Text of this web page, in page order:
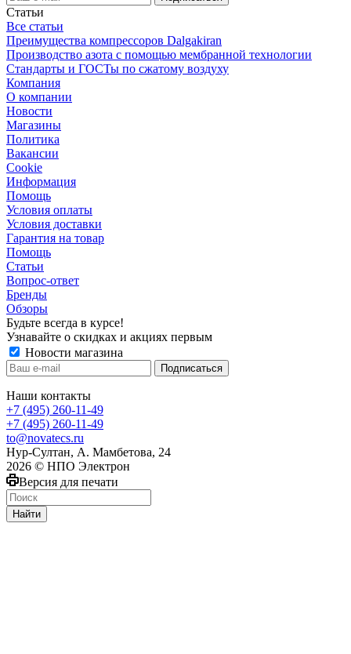
Статьи
Все статьи
Преимущества компрессоров Dalgakiran
Производство азота с помощью мембранной технологии
Стандарты и ГОСТы по сжатому воздуху
Компания
О компании
Новости
Магазины
Политика
Вакансии
Сookie
Информация
Помощь
Условия оплаты
Условия доставки
Гарантия на товар
Помощь
Статьи
Вопрос-ответ
Бренды
Обзоры
Будьте всегда в курсе!
Узнавайте о скидках и акциях первым
Новости магазина
Наши контакты
+7 (495) 260-11-49
+7 (495) 260-11-49
to@novatecs.ru
Нур-Султан, А. Мамбетова, 24
2026 © НПО Электрон
Версия для печати
Найти